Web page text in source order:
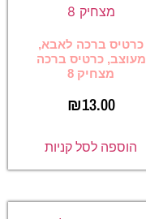
כרטיס ברכה לאבא,
מעוצב, כרטיס ברכה
מצחיק 8
₪13.00
הוספה לסל קניות